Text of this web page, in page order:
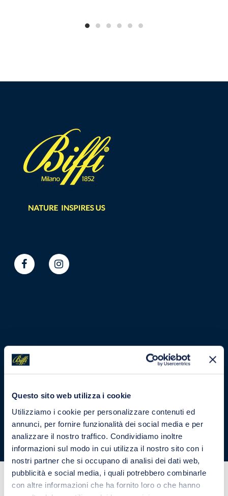
Questo sito web utilizza i cookie
Utilizziamo i cookie per personalizzare contenuti ed
annunci, per fornire funzionalità dei social media e per
analizzare il nostro traffico. Condividiamo inoltre
informazioni sul modo in cui utilizza il nostro sito con i
nostri partner che si occupano di analisi dei dati web,
pubblicità e social media, i quali potrebbero combinarle
con altre informazioni che ha fornito loro o che hanno
FORMEC BIFFI S.p.A. Cap.Soc. Euro
4.320.000 i.v. - Cod.Fisc. e Part.IVA
06530940151 - HEADQUARTERS, OPERATING HEADQUARTERS
AND PLANT: Via Piacenza, 20 - 26865 San Rocco al Porto (Lodi) -
Reg.Imprese Milano N. 215343 - R.E.A. Milano 1104307 - VAT.N.IT
06530940151 - PRIVACY POLICY -COOKIE POLICY